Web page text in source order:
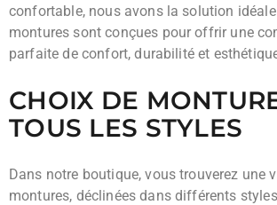
confortable, nous avons la solution
montures sont conçues pour offrir une
parfaite de confort, durabilité et
CHOIX DE
TOUS LES STYLES
Dans notre boutique, vous trouverez une
montures, déclinées dans différents